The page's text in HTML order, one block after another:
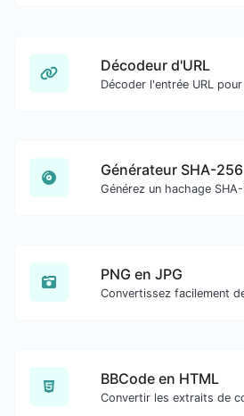
Décodeur d'URL
Générateur SHA-256
PNG en JPG
BBCode en HTML